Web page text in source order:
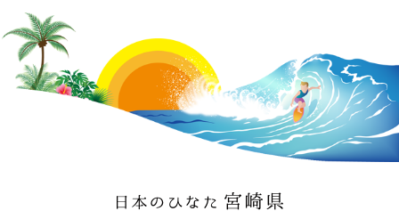
日本のひなた 宮崎県